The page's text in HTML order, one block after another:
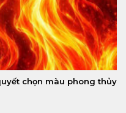
chọn màu phong thủy